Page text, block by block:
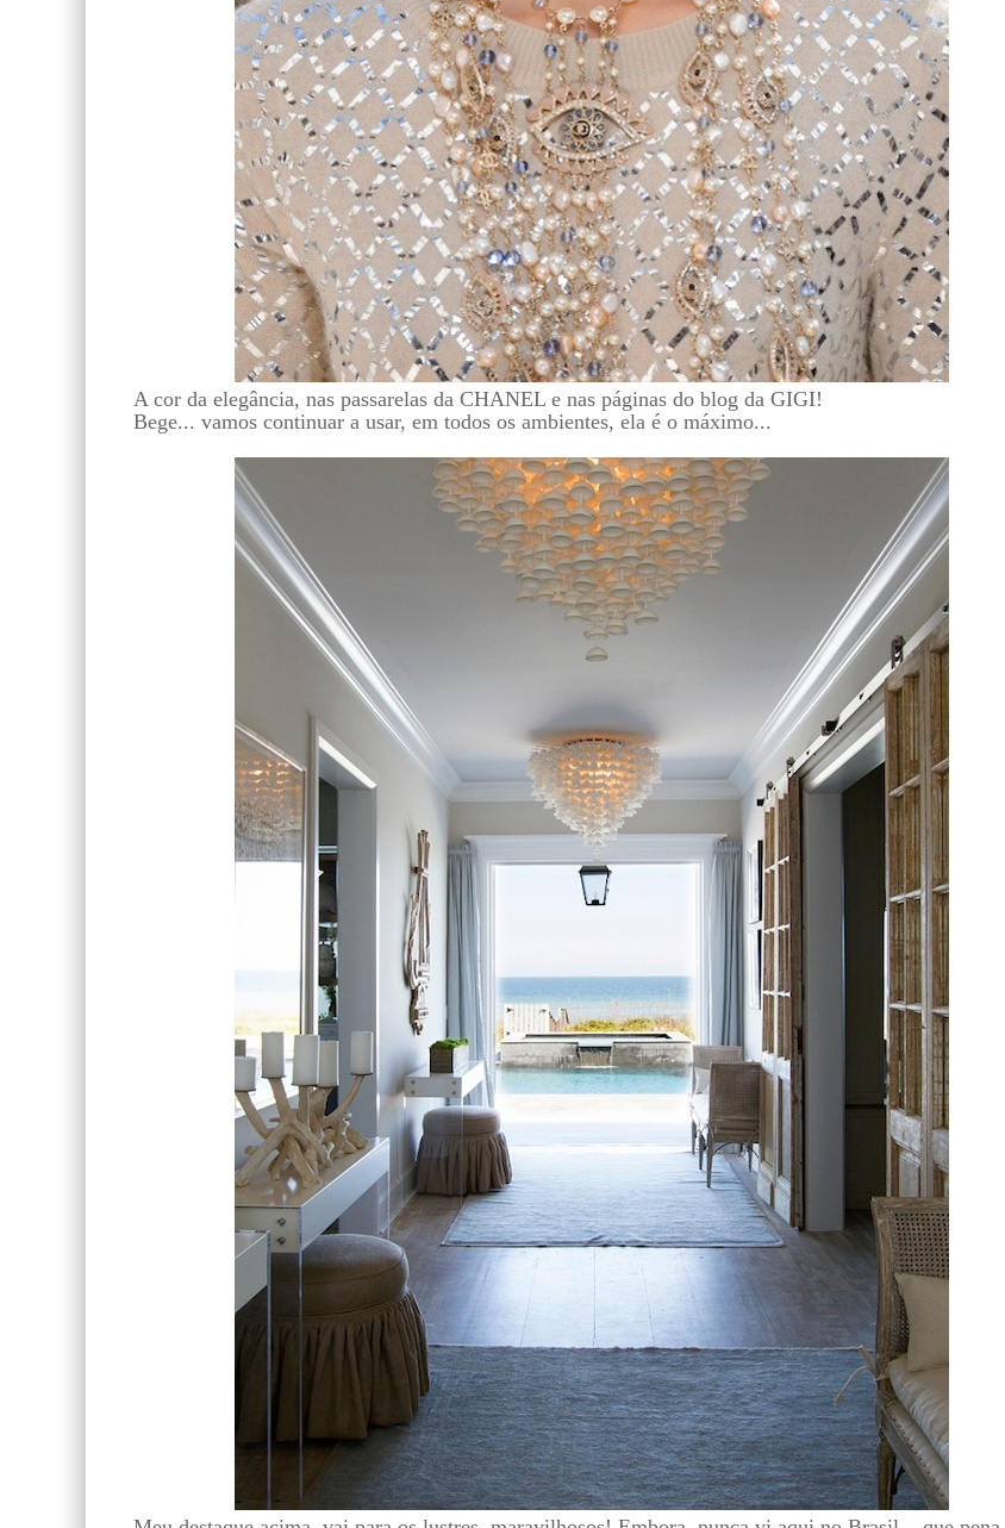
A cor da elegância, nas passarelas da CHANEL e nas páginas do blog da GIGI!
Bege... vamos continuar a usar, em todos os ambientes, ela é o máximo...